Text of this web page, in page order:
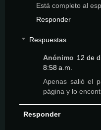
Está completo al
Responder
Respuestas
Anónimo 12 de
8:58 a.m.
Apenas salió el
página y lo
Responder